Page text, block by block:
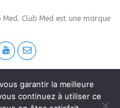
Club Med est une marque
copyrightpro.com
garantir la meilleure
continuez à utiliser ce